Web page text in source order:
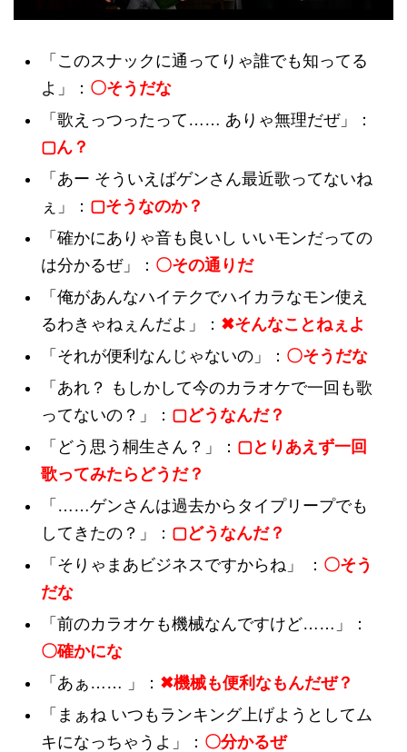
「このスナックに通ってりゃ誰でも知ってる
よ」： 〇そうだな
「歌えっつったって…… ありゃ無理だぜ」：
▢ん？
「あー そういえばゲンさん最近歌ってないね
ぇ」： ▢そうなのか？
「確かにありゃ音も良いし いいモンだっての
は分かるぜ」： 〇その通りだ
「俺があんなハイテクでハイカラなモン使え
るわきゃねぇんだよ」： ✖そんなことねぇよ
「それが便利なんじゃないの」： 〇そうだな
「あれ？ もしかして今のカラオケで一回も歌
ってないの？」： ▢どうなんだ？
「どう思う桐生さん？」： ▢とりあえず一回
歌ってみたらどうだ？
「……ゲンさんは過去からタイプリープでも
してきたの？」： ▢どうなんだ？
「そりゃまあビジネスですからね」 ： 〇そう
だな
「前のカラオケも機械なんですけど……」：
〇確かにな
「あぁ…… 」： ✖機械も便利なもんだぜ？
「まぁね いつもランキング上げようとしてム
キになっちゃうよ」： 〇分かるぜ